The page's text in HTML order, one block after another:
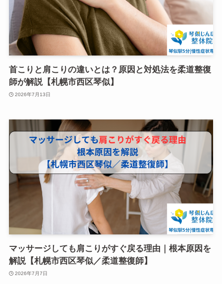
首こりと肩こりの違いとは？原因と対処法を柔道整復
師が解説【札幌市西区琴似】
2026年7月13日
マッサージしても肩こりがすぐ戻る理由｜根本原因を
解説【札幌市西区琴似／柔道整復師】
2026年7月7日